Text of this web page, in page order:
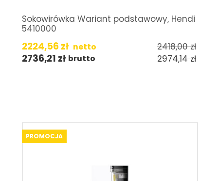
Sokowirówka Wariant podstawowy, Hendi
5410000
2224,56 zł netto 2418,00zł
2736,21 zł brutto 2974,14zł
PROMOCJA